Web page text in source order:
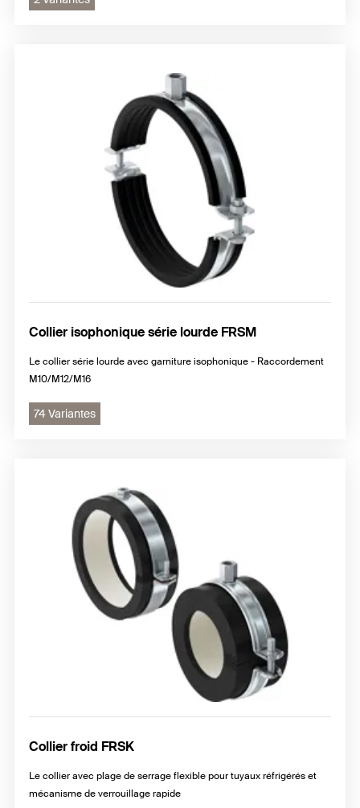
Collier isophonique série lourde FRSM
Le collier série lourde avec garniture isophonique - Raccordement
M10/M12/M16
74 Variantes
Collier froid FRSK
Le collier avec plage de serrage flexible pour tuyaux réfrigérés et
mécanisme de verrouillage rapide